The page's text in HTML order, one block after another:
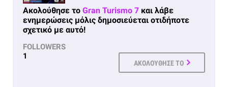
Ακολούθησε το Gran Turismo 7 και λάβε
ενημερώσεις μόλις δημοσιεύεται οτιδήποτε
σχετικό με αυτό!
FOLLOWERS
1
ΑΚΟΛΟΥΘΗΣΕ ΤΟ